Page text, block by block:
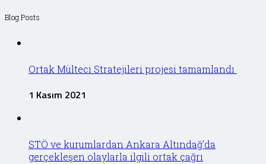
Blog Posts
Ortak Mülteci Stratejileri projesi tamamlandı
1 Kasım 2021
STÖ ve kurumlardan Ankara Altındağ’da
gerçekleşen olaylarla ilgili ortak çağrı